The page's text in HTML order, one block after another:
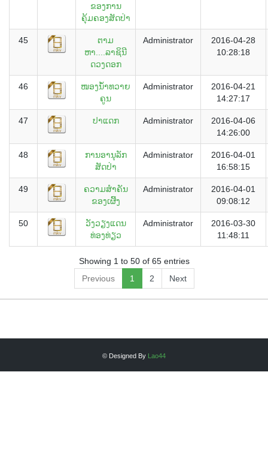
ຂອງການ
ຄຸ້ມຄອງສັດປ່າ
45
ຕາມ
ຫາ....ລາຊິນີ
ດວງດອກ
Administrator
2016-04-28
10:28:18
46
ໜອງນ້ຳທວາຍ
ຄູນ
Administrator
2016-04-21
14:27:17
47 ປາແດກ Administrator
2016-04-06
14:26:00
48
ການອານຸລັກ
ສັດປ່າ
Administrator
2016-04-01
16:58:15
49
ຄວາມສຳຄັນ
ຂອງເຜີ້ງ
Administrator
2016-04-01
09:08:12
50
ວັງວຽງແດນ
ທ່ອງທ່ຽວ
Administrator
2016-03-30
11:48:11
Showing 1 to 50 of 65 entries
Previous
1 2 Next
© Designed By Lao44